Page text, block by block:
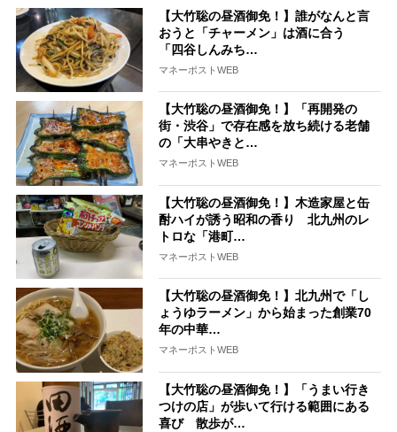
【大竹聡の昼酒御免！】誰がなんと言
おうと「チャーメン」は酒に合う
「四谷しんみち…
マネーポストWEB
【大竹聡の昼酒御免！】「再開発の
街・渋谷」で存在感を放ち続ける老舗
の「大串やきと…
マネーポストWEB
【大竹聡の昼酒御免！】木造家屋と缶
酎ハイが誘う昭和の香り 北九州のレ
トロな「港町…
マネーポストWEB
【大竹聡の昼酒御免！】北九州で「し
ょうゆラーメン」から始まった創業70
年の中華…
マネーポストWEB
【大竹聡の昼酒御免！】「うまい行き
つけの店」が歩いて行ける範囲にある
喜び 散歩が…